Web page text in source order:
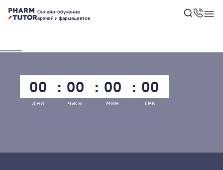
Онлайн-обучение
врачей и фармацевтов
00
дни
00
часы
00
мин
00
сек